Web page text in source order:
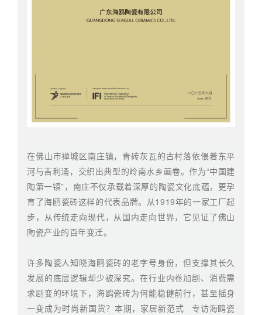
在佛山市禅城区南庄镇，青砖灰瓦的古村落依偎着东平
河与吉利涌，交织出典型的岭南水乡画卷。作为“中国建
陶第一镇”，南庄不仅承载着深厚的陶瓷文化底蕴，更孕
育了海鸥瓷砖这样的代表品牌。从1919年的一家工厂起
步，从传统走向现代，从国内走向世界，它见证了佛山
陶瓷产业的百年变迁。
许多陶瓷人知晓海鸥瓷砖的老字号身份，但支撑其长久
发展的底层逻辑却少被深究。在行业内卷加剧、消费需
求剧变的环境下，海鸥瓷砖为何能稳健前行，甚至摇身
一变成为时尚新国货？本期， 家居新范式
专访海鸥瓷